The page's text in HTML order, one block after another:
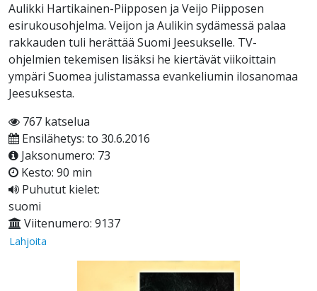
Aulikki Hartikainen-Piipposen ja Veijo Piipposen
esirukousohjelma. Veijon ja Aulikin sydämessä palaa
rakkauden tuli herättää Suomi Jeesukselle. TV-
ohjelmien tekemisen lisäksi he kiertävät viikoittain
ympäri Suomea julistamassa evankeliumin ilosanomaa
Jeesuksesta.
767 katselua
Ensilähetys: to 30.6.2016
Jaksonumero: 73
Kesto: 90 min
Puhutut kielet:
suomi
Viitenumero: 9137
Lahjoita